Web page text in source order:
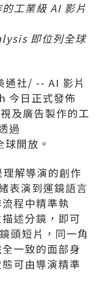
工業級 AI 影片
即位列全球
通社/ -- AI 影片
今日正式發佈
及廣告製作的工
過
球開放。
解導演的創作
表演到運鏡語言
程中精準執
述分鏡，即可
頭短片，同一角
一致的面部身
可由導演精準